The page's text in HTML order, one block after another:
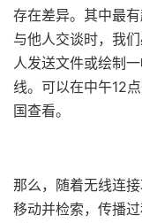
存在差异。其中最
与他人交谈时，我
人发送文件或绘制
线。可以在中午12
国查看。
那么，随着无线连
移动并检索，传播